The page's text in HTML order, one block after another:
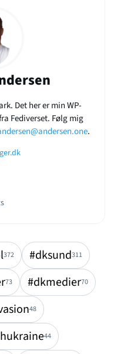
Det her er min WP-
Fediverset. Følg mig
.
372 #dksund311
73 #dkmedier70
48
44